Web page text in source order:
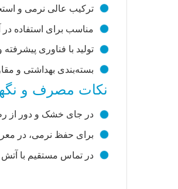
ترکیب عالی نرمی و
مناسب برای استفاده
تولید با فناوری
بسته‌بندی بهداشتی و
نکات مصرف و
در جای خشک و دور از
برای حفظ نرمی، در
در تماس مستقیم با